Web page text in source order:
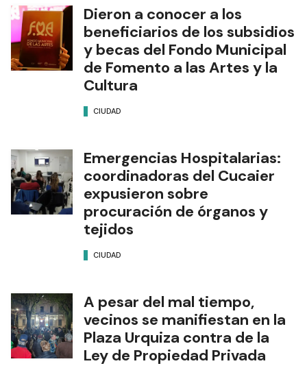
Dieron a conocer a los
beneficiarios de los subsidios
y becas del Fondo Municipal
de Fomento a las Artes y la
Cultura
CIUDAD
Emergencias Hospitalarias:
coordinadoras del Cucaier
expusieron sobre
procuración de órganos y
tejidos
CIUDAD
A pesar del mal tiempo,
vecinos se manifiestan en la
Plaza Urquiza contra de la
Ley de Propiedad Privada